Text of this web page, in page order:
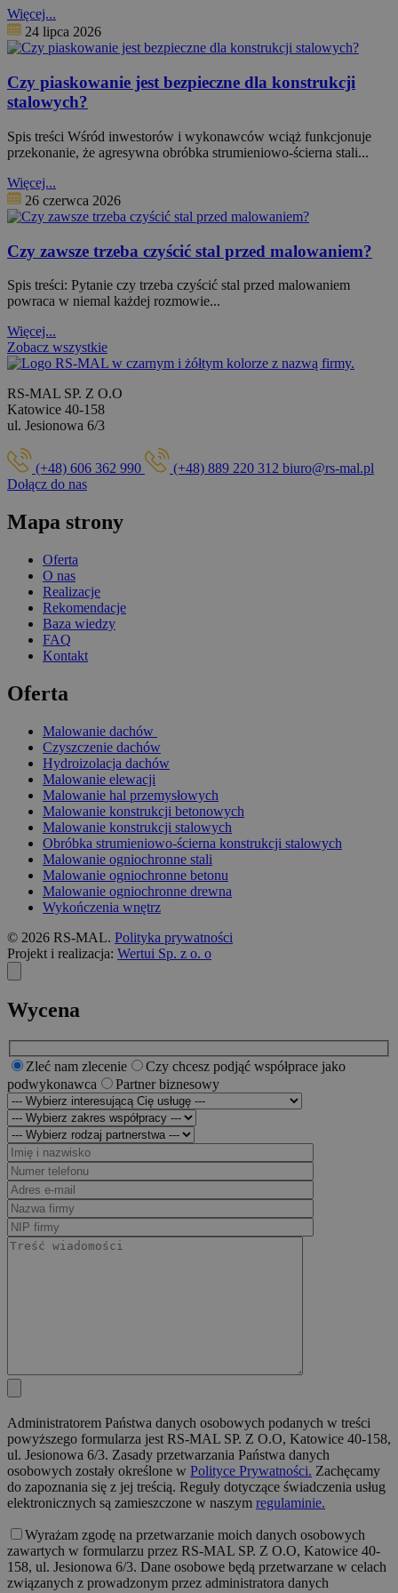
Więcej...
24 lipca 2026
Czy piaskowanie jest bezpieczne dla konstrukcji
stalowych?
Spis treści Wśród inwestorów i wykonawców wciąż funkcjonuje
przekonanie, że agresywna obróbka strumieniowo-ścierna stali...
Więcej...
26 czerwca 2026
Czy zawsze trzeba czyścić stal przed malowaniem?
Spis treści: Pytanie czy trzeba czyścić stal przed malowaniem
powraca w niemal każdej rozmowie...
Więcej...
Zobacz wszystkie
RS-MAL SP. Z O.O
Katowice 40-158
ul. Jesionowa 6/3
(+48) 606 362 990 (+48) 889 220 312 biuro@rs-mal.pl
Dołącz do nas
Mapa strony
Oferta
O nas
Realizacje
Rekomendacje
Baza wiedzy
FAQ
Kontakt
Oferta
Malowanie dachów
Czyszczenie dachów
Hydroizolacja dachów
Malowanie elewacji
Malowanie hal przemysłowych
Malowanie konstrukcji betonowych
Malowanie konstrukcji stalowych
Obróbka strumieniowo-ścierna konstrukcji stalowych
Malowanie ogniochronne stali
Malowanie ogniochronne betonu
Malowanie ogniochronne drewna
Wykończenia wnętrz
© 2026 RS-MAL. Polityka prywatności
Projekt i realizacja: Wertui Sp. z o. o
Wycena
Zleć nam zlecenie
Czy chcesz podjąć współprace jako
podwykonawca
Partner biznesowy
Administratorem Państwa danych osobowych podanych w treści
powyższego formularza jest RS-MAL SP. Z O.O, Katowice 40-158,
ul. Jesionowa 6/3. Zasady przetwarzania Państwa danych
osobowych zostały określone w Polityce Prywatności. Zachęcamy
do zapoznania się z jej treścią. Reguły dotyczące świadczenia usług
elektronicznych są zamieszczone w naszym regulaminie.
Wyrażam zgodę na przetwarzanie moich danych osobowych
zawartych w formularzu przez RS-MAL SP. Z O.O, Katowice 40-
158, ul. Jesionowa 6/3. Dane osobowe będą przetwarzane w celach
związanych z prowadzonym przez administratora danych